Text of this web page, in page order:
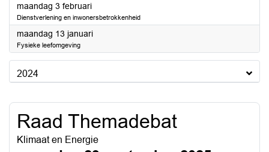
maandag 3 februari2025
Dienstverlening en inwonersbetrokkenheid
maandag 13 januari2025
Fysieke leefomgeving
2024
Raad Themadebat
Klimaat en Energie